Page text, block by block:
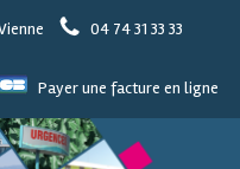
04 74 31 33 33
Payer une facture en ligne